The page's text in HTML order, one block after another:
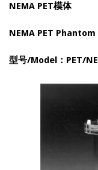
NEMA PET模体
NEMA PET Phantom
型号/Model：PET/